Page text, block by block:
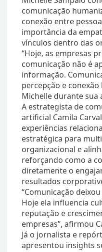
comunicação
conexão entre
importância da
vínculos dentro das
“Hoje, as empresas
comunicação não é
informação.
percepção e
Michelle durante sua
A estrategista de
artificial Camila
experiências
estratégica para
organizacional e
reforçando como a
diretamente o
resultados
“Comunicação
Hoje ela influencia
reputação e
empresas”, afirmou
Já o jornalista e
apresentou insights